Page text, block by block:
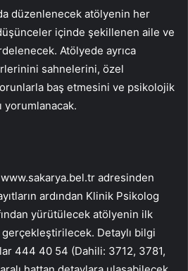
düzenlenecek atölyenin her
içinde şekillenen aile ve
Atölyede ayrıca
sahnelerini, özel
baş etmesini ve psikolojik
yorumlanacak.
adresinden
ardından Klinik Psikolog
yürütülecek atölyenin ilk
gerçekleştirilecek. Detaylı bilgi
444 40 54 (Dahili: 3712, 3781,